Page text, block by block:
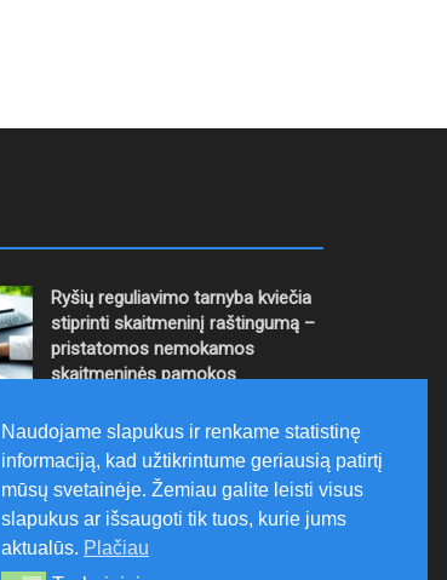
Ryšių reguliavimo tarnyba kviečia
stiprinti skaitmeninį raštingumą –
pristatomos nemokamos
skaitmeninės pamokos
Ernesto Galvanausko bulvaro
atnaujinimas Klaipėdoje juda į
priekį
2026-08-06
Naudojame slapukus ir renkame statistinę
informaciją, kad užtikrintume geriausią patirtį
mūsų svetainėje. Žemiau galite leisti visus
slapukus ar išsaugoti tik tuos, kurie jums
aktualūs. Plačiau